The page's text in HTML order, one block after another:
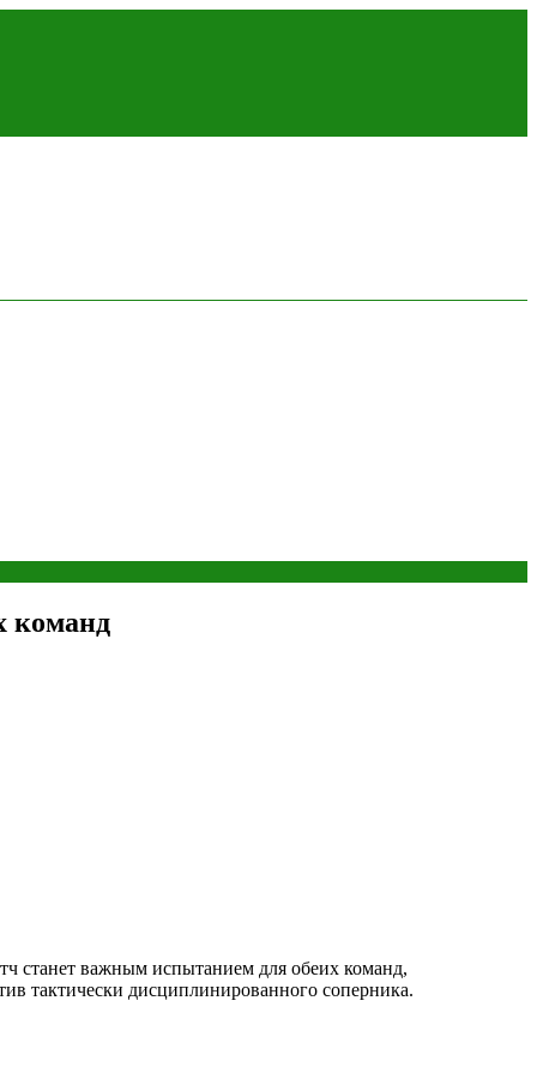
команд
станет важным испытанием для обеих команд,
тактически дисциплинированного соперника.